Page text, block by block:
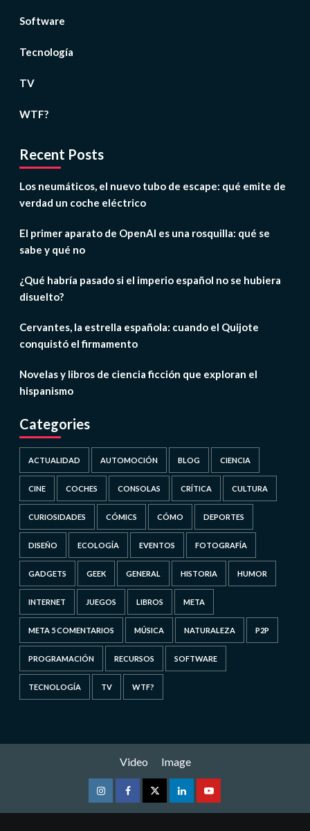
Software
Tecnología
TV
WTF?
Recent Posts
Los neumáticos, el nuevo tubo de escape: qué emite de
verdad un coche eléctrico
El primer aparato de OpenAI es una rosquilla: qué se
sabe y qué no
¿Qué habría pasado si el imperio español no se hubiera
disuelto?
Cervantes, la estrella española: cuando el Quijote
conquistó el firmamento
Novelas y libros de ciencia ficción que exploran el
hispanismo
Categories
ACTUALIDAD AUTOMOCIÓN BLOG CIENCIA
CINE COCHES CONSOLAS CRÍTICA CULTURA
CURIOSIDADES CÓMICS CÓMO DEPORTES
DISEÑO ECOLOGÍA EVENTOS FOTOGRAFÍA
GADGETS GEEK GENERAL HISTORIA HUMOR
INTERNET JUEGOS LIBROS META
META 5 COMENTARIOS MÚSICA NATURALEZA P2P
PROGRAMACIÓN RECURSOS SOFTWARE
TECNOLOGÍA TV WTF?
Video Image
InstagramFacebookTwitterLinkedinYoutube